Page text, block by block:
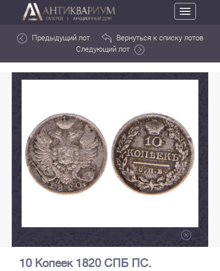
Toggle
navigation
Предыдущий лот
Вернуться к списку лотов
Следующий лот
10 Копеек 1820 СПБ ПС.